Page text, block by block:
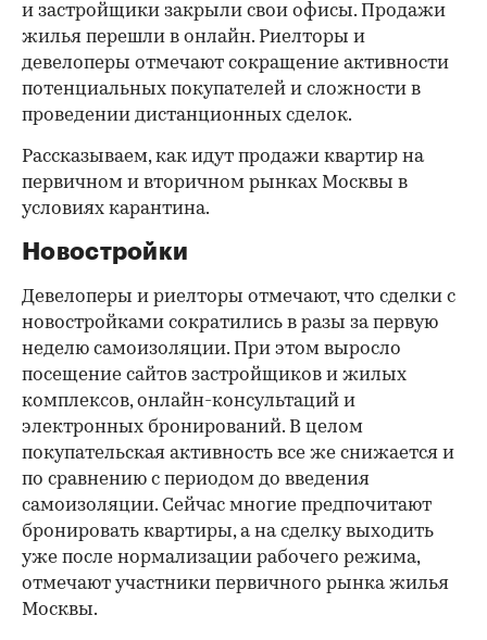
и застройщики закрыли свои офисы. Продажи
жилья перешли в онлайн. Риелторы и
девелоперы отмечают сокращение активности
потенциальных покупателей и сложности в
проведении дистанционных сделок.
Рассказываем, как идут продажи квартир на
первичном и вторичном рынках Москвы в
условиях карантина.
Новостройки
Девелоперы и риелторы отмечают, что сделки с
новостройками сократились в разы за первую
неделю самоизоляции. При этом выросло
посещение сайтов застройщиков и жилых
комплексов, онлайн-консультаций и
электронных бронирований. В целом
покупательская активность все же снижается и
по сравнению с периодом до введения
самоизоляции. Сейчас многие предпочитают
бронировать квартиры, а на сделку выходить
уже после нормализации рабочего режима,
отмечают участники первичного рынка жилья
Москвы.